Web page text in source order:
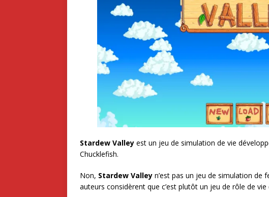
Stardew Valley est un jeu de simulation de vie
Chucklefish.
Non, Stardew Valley n’est pas un jeu de simulation de
auteurs considèrent que c’est plutôt un jeu de rôle de